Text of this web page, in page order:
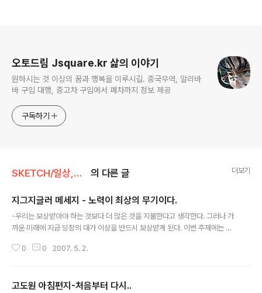
오토드림 Jsquare.kr 삶의 이야기
원하시는 것 이상의 꿈과 행복을 이루시길. 중국무역, 알리바
바 구입 대행, 중고차 구입에서 폐차까지 정보 제공
구독하기
SKETCH/일상,단상 의 다른 글 더보기
지그지글러 메세지 - 노력이 최상의 무기이다.
-우리는 보상받아야 하는 것보다 더 많은 것을 지불한다고 생각한다. 그러나 가
까운 미래에 지금 당장의 대가 이상을 반드시 보상받게 된다. 이번 주제에는 저
분의 상점은 재정적인 어려움으로 인해서 제한된 물건만 갖춰놓았다고 합니다.
는 물건들을 빌려달라고 한뒤 물건을 갖고 쏜살같이 가게로 달려가는 것이었습
0 0 2007. 5. 2.
고도원 아침편지-처음부터 다시..